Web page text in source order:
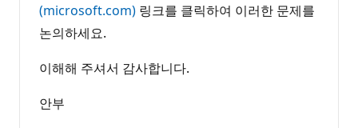
(microsoft.com) 링크를 클릭하여 이러한 문제를
논의하세요.
이해해 주셔서 감사합니다.
안부